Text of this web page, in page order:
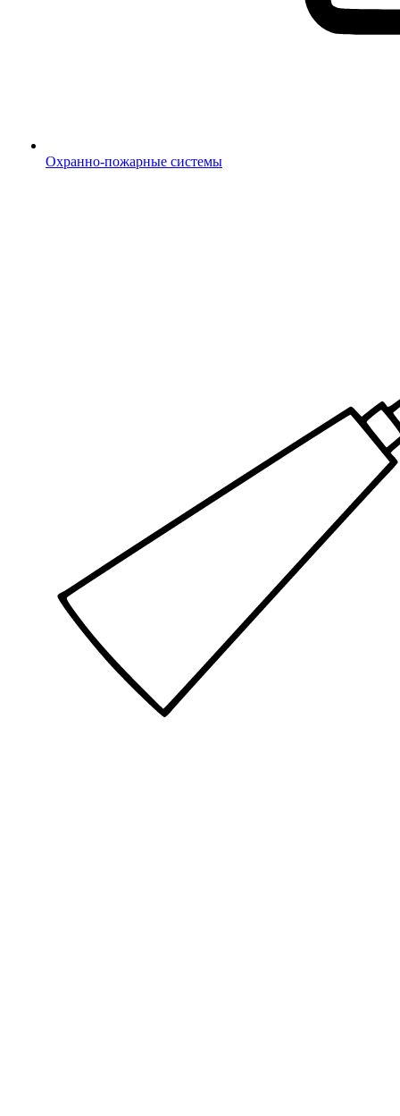
Охранно-пожарные системы